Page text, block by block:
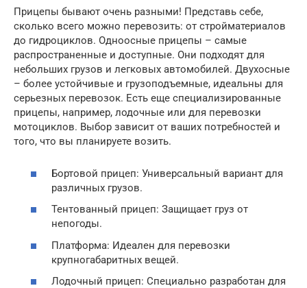
Прицепы бывают очень разными! Представь себе,
сколько всего можно перевозить: от стройматериалов
до гидроциклов. Одноосные прицепы – самые
распространенные и доступные. Они подходят для
небольших грузов и легковых автомобилей. Двухосные
– более устойчивые и грузоподъемные, идеальны для
серьезных перевозок. Есть еще специализированные
прицепы, например, лодочные или для перевозки
мотоциклов. Выбор зависит от ваших потребностей и
того, что вы планируете возить.
Бортовой прицеп: Универсальный вариант для
различных грузов.
Тентованный прицеп: Защищает груз от
непогоды.
Платформа: Идеален для перевозки
крупногабаритных вещей.
Лодочный прицеп: Специально разработан для